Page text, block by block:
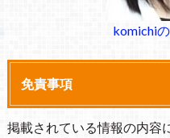
komichi
免責事項
掲載されている情報の内容